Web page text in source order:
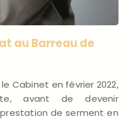
au Barreau de
le Cabinet en février 2022,
avant de devenir
de serment en